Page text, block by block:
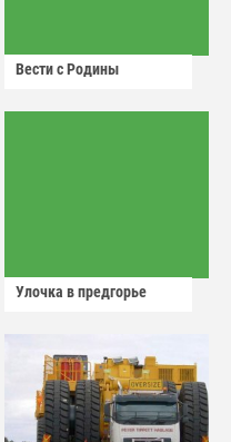
Вести с Родины
Улочка в предгорье